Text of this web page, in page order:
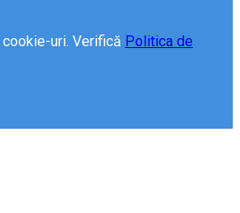
uri. Verifică Politica de